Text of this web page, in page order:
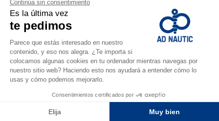
Buscar
BUSCAR
CATEGORÍA
(17)